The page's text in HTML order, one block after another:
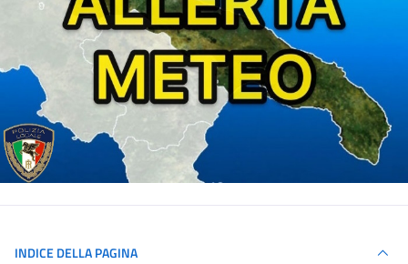
INDICE DELLA PAGINA